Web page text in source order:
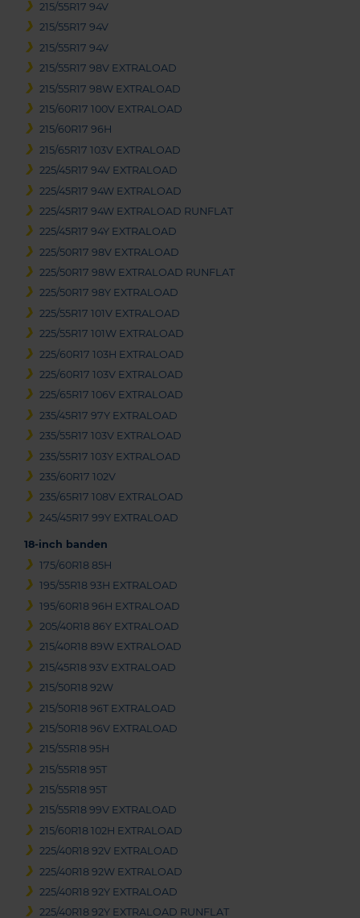
215/55R17 94V
215/55R17 94V
215/55R17 94V
215/55R17 98V EXTRALOAD
215/55R17 98W EXTRALOAD
215/60R17 100V EXTRALOAD
215/60R17 96H
215/65R17 103V EXTRALOAD
225/45R17 94V EXTRALOAD
225/45R17 94W EXTRALOAD
225/45R17 94W EXTRALOAD RUNFLAT
225/45R17 94Y EXTRALOAD
225/50R17 98V EXTRALOAD
225/50R17 98W EXTRALOAD RUNFLAT
225/50R17 98Y EXTRALOAD
225/55R17 101V EXTRALOAD
225/55R17 101W EXTRALOAD
225/60R17 103H EXTRALOAD
225/60R17 103V EXTRALOAD
225/65R17 106V EXTRALOAD
235/45R17 97Y EXTRALOAD
235/55R17 103V EXTRALOAD
235/55R17 103Y EXTRALOAD
235/60R17 102V
235/65R17 108V EXTRALOAD
245/45R17 99Y EXTRALOAD
18-inch banden
175/60R18 85H
195/55R18 93H EXTRALOAD
195/60R18 96H EXTRALOAD
205/40R18 86Y EXTRALOAD
215/40R18 89W EXTRALOAD
215/45R18 93V EXTRALOAD
215/50R18 92W
215/50R18 96T EXTRALOAD
215/50R18 96V EXTRALOAD
215/55R18 95H
215/55R18 95T
215/55R18 95T
215/55R18 99V EXTRALOAD
215/60R18 102H EXTRALOAD
225/40R18 92V EXTRALOAD
225/40R18 92W EXTRALOAD
225/40R18 92Y EXTRALOAD
225/40R18 92Y EXTRALOAD RUNFLAT